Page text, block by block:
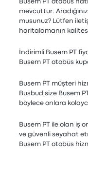
Busem PT otobüs
mevcuttur.
musunuz? Lütfen
haritalamanın
İndirimli Busem PT
Busem PT otobüs
Busem PT müşteri
Busbud size Busem
böylece onlara
Busem PT ile olan iş
ve güvenli seyahat
Busem PT otobüs